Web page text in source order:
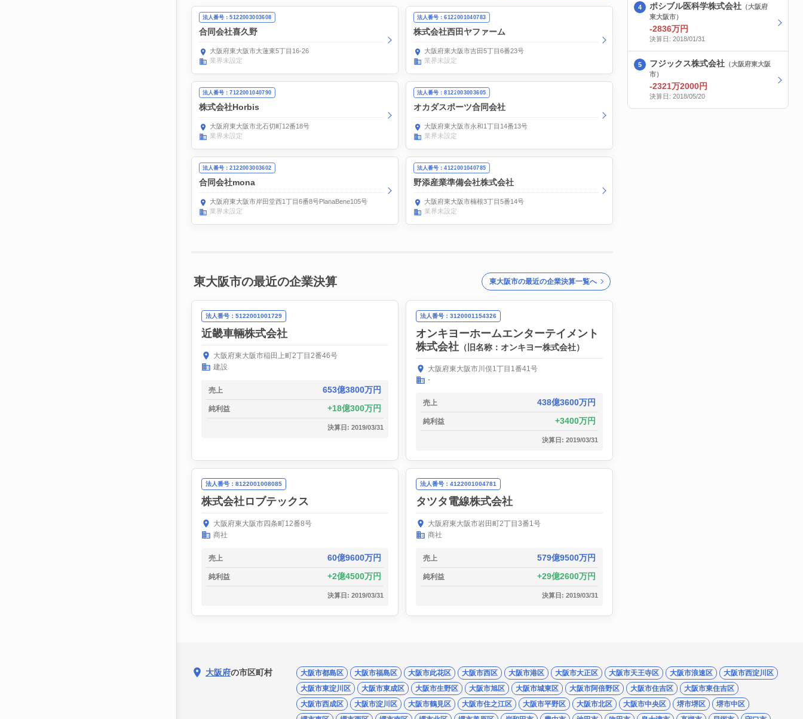
法人番号：5122003003608
合同会社喜久野
大阪府東大阪市大蓮東5丁目16-26
業界未設定
法人番号：6122001040783
株式会社西田ヤファーム
大阪府東大阪市吉田5丁目6番23号
業界未設定
法人番号：7122001040790
株式会社Horbis
大阪府東大阪市北石切町12番18号
業界未設定
法人番号：8122003003605
オカダスポーツ合同会社
大阪府東大阪市永和1丁目14番13号
業界未設定
法人番号：2122003003602
合同会社mona
大阪府東大阪市岸田堂西1丁目6番8号PlanaBene105号
業界未設定
法人番号：4122001040785
野添産業準備会社株式会社
大阪府東大阪市楠根3丁目5番14号
業界未設定
東大阪市の最近の企業決算 東大阪市の最近の企業決算一覧へ
法人番号：5122001001729
近畿車輛株式会社
大阪府東大阪市稲田上町2丁目2番46号
建設
売上 653億3800万円
純利益 18億300万円
決算日: 2019/03/31
法人番号：3120001154326
オンキヨーホームエンターテイメント
株式会社 （旧名称：オンキヨー株式会社）
大阪府東大阪市川俣1丁目1番41号
-
売上 438億3600万円
純利益 3400万円
決算日: 2019/03/31
法人番号：8122001008085
株式会社ロブテックス
大阪府東大阪市四条町12番8号
商社
売上 60億9600万円
純利益 2億4500万円
決算日: 2019/03/31
法人番号：4122001004781
タツタ電線株式会社
大阪府東大阪市岩田町2丁目3番1号
商社
売上 579億9500万円
純利益 29億2600万円
決算日: 2019/03/31
ポシブル医科学株式会社 （大阪府
東大阪市）
-2836万円
決算日: 2018/01/31
フジックス株式会社 （大阪府東大阪
市）
-2321万2000円
決算日: 2018/05/20
大阪府の市区町村 大阪市都島区 大阪市福島区 大阪市此花区 大阪市西区 大阪市港区 大阪市大正区 大阪市天王寺区 大阪市浪速区
大阪市西淀川区
大阪市東淀川区
大阪市東成区 大阪市生野区 大阪市旭区 大阪市城東区 大阪市阿倍野区 大阪市住吉区
大阪市東住吉区
大阪市西成区
大阪市淀川区 大阪市鶴見区 大阪市住之江区 大阪市平野区 大阪市北区 大阪市中央区 堺市堺区
堺市中区